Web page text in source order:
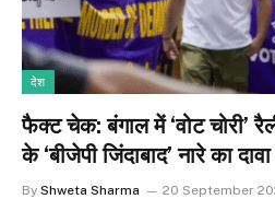
देश
फैक्ट चेक: बंगाल में ‘वोट चोरी’
के ‘बीजेपी जिंदाबाद’ नारे का
By Shweta Sharma 20 September